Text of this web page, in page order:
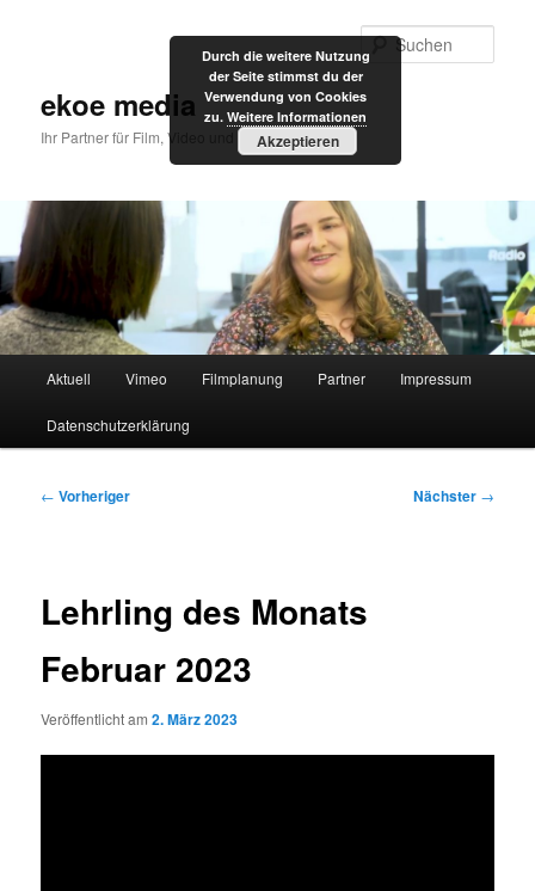
ekoe media
Ihr Partner für Film, Video und Internet
Aktuell Vimeo Filmplanung Partner Impressum
Datenschutzerklärung
Beitragsnavigation
← Vorheriger Nächster →
Lehrling des Monats
Februar 2023
Veröffentlicht am2. März 2023
Durch die weitere Nutzung
der Seite stimmst du der
Verwendung von Cookies
zu. Weitere Informationen
Akzeptieren